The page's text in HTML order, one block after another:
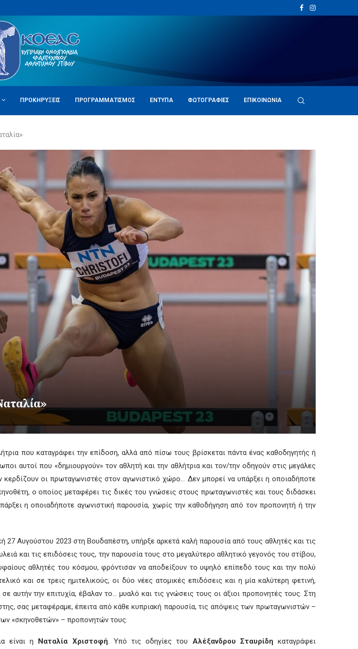
ΠΡΟΚΗΡΎΞΕΙΣ ΠΡΟΓΡΑΜΜΑΤΙΣΜΌΣ ΈΝΤΥΠΑ ΦΩΤΟΓΡΑΦΊΕΣ ΕΠΙΚΟΙΝΩΝΊΑ
που καταγράφει την επίδοση, αλλά από πίσω τους βρίσκεται πάντα ένας καθοδηγητής ή
αυτοί που «δημιουργούν» τον αθλητή και την αθλήτρια και τον/την οδηγούν στις μεγάλες
οι πρωταγωνιστές στον αγωνιστικό χώρο… Δεν μπορεί να υπάρξει η οποιαδήποτε
ο οποίος μεταφέρει τις δικές του γνώσεις στους πρωταγωνιστές και τους διδάσκει
η οποιαδήποτε αγωνιστική παρουσία, χωρίς την καθοδήγηση από τον προπονητή ή την
Αυγούστου 2023 στη Βουδαπέστη, υπήρξε αρκετά καλή παρουσία από τους αθλητές και τις
και τις επιδόσεις τους, την παρουσία τους στο μεγαλύτερο αθλητικό γεγονός του στίβου,
αθλητές του κόσμου, φρόντισαν να αποδείξουν το υψηλό επίπεδό τους και την πολύ
και σε τρεις ημιτελικούς, οι δύο νέες ατομικές επιδόσεις και η μία καλύτερη φετινή,
αυτήν την επιτυχία, έβαλαν το… μυαλό και τις γνώσεις τους οι άξιοι προπονητές τους. Στη
σας μεταφέραμε, έπειτα από κάθε κυπριακή παρουσία, τις απόψεις των πρωταγωνιστών –
«σκηνοθετών» – προπονητών τους.
είναι η Ναταλία Χριστοφή. Υπό τις οδηγίες του Αλέξανδρου Σταυρίδη καταγράφει